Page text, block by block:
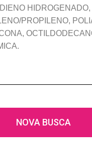
PROPILENO,
NOVA BUSCA